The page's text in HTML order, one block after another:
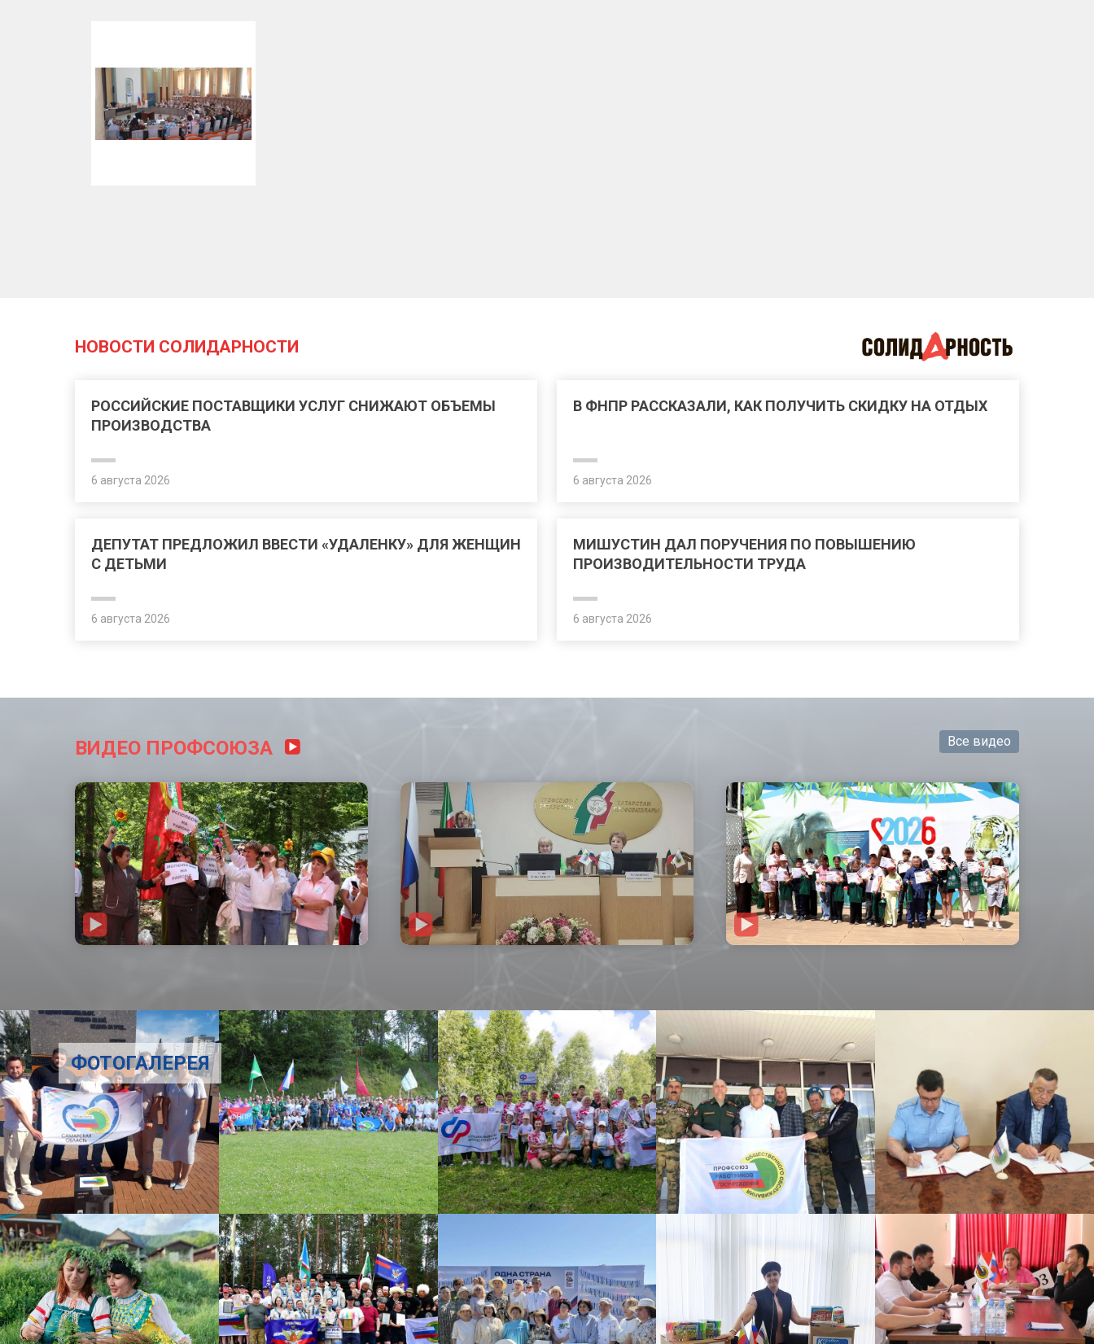
НОВОСТИ СОЛИДАРНОСТИ
РОССИЙСКИЕ ПОСТАВЩИКИ УСЛУГ СНИЖАЮТ ОБЪЕМЫ
ПРОИЗВОДСТВА
6 августа 2026
В ФНПР РАССКАЗАЛИ, КАК ПОЛУЧИТЬ СКИДКУ НА ОТДЫХ
6 августа 2026
ДЕПУТАТ ПРЕДЛОЖИЛ ВВЕСТИ «УДАЛЕНКУ» ДЛЯ ЖЕНЩИН
С ДЕТЬМИ
6 августа 2026
МИШУСТИН ДАЛ ПОРУЧЕНИЯ ПО ПОВЫШЕНИЮ
ПРОИЗВОДИТЕЛЬНОСТИ ТРУДА
6 августа 2026
ВИДЕО ПРОФСОЮЗА Все видео
ФОТОГАЛЕРЕЯ